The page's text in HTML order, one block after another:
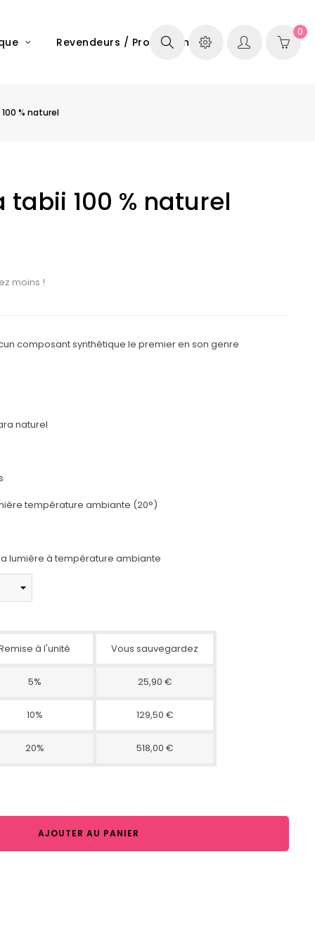
Revendeurs / Professionels
0
% naturel
100 % naturel
moins !
composant synthétique le premier en son genre
naturel
température ambiante (20°)
la lumière à température ambiante
à l'unité Vous sauvegardez
5% 25,90 €
10% 129,50 €
20% 518,00 €
AJOUTER AU PANIER